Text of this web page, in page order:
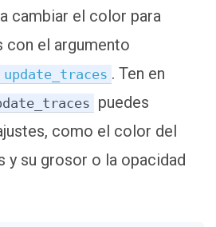
cambiar el color para
con el argumento
update_traces . Ten en
puedes
como el color del
y su grosor o la opacidad